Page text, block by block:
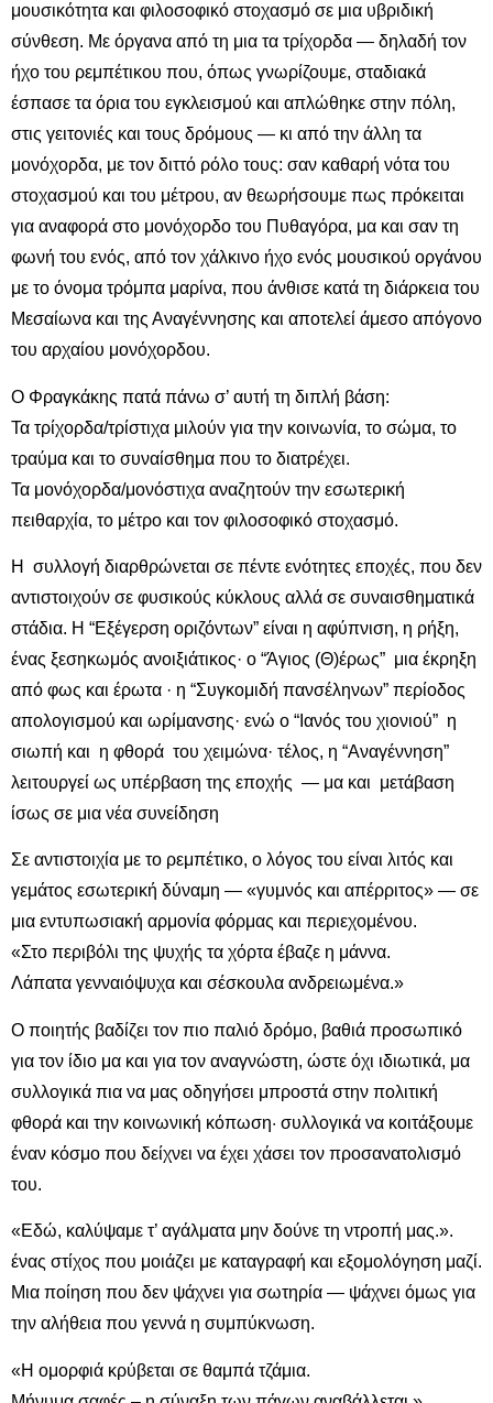
μουσικότητα και φιλοσοφικό στοχασμό σε μια υβριδική
σύνθεση. Με όργανα από τη μια τα τρίχορδα — δηλαδή τον
ήχο του ρεμπέτικου που, όπως γνωρίζουμε, σταδιακά
έσπασε τα όρια του εγκλεισμού και απλώθηκε στην πόλη,
στις γειτονιές και τους δρόμους — κι από την άλλη τα
μονόχορδα, με τον διττό ρόλο τους: σαν καθαρή νότα του
στοχασμού και του μέτρου, αν θεωρήσουμε πως πρόκειται
για αναφορά στο μονόχορδο του Πυθαγόρα, μα και σαν τη
φωνή του ενός, από τον χάλκινο ήχο ενός μουσικού οργάνου
με το όνομα τρόμπα μαρίνα, που άνθισε κατά τη διάρκεια του
Μεσαίωνα και της Αναγέννησης και αποτελεί άμεσο απόγονο
του αρχαίου μονόχορδου.
Ο Φραγκάκης πατά πάνω σ’ αυτή τη διπλή βάση:
Τα τρίχορδα/τρίστιχα μιλούν για την κοινωνία, το σώμα, το
τραύμα και το συναίσθημα που το διατρέχει.
Τα μονόχορδα/μονόστιχα αναζητούν την εσωτερική
πειθαρχία, το μέτρο και τον φιλοσοφικό στοχασμό.
Η συλλογή διαρθρώνεται σε πέντε ενότητες εποχές, που δεν
αντιστοιχούν σε φυσικούς κύκλους αλλά σε συναισθηματικά
στάδια. Η “Εξέγερση οριζόντων” είναι η αφύπνιση, η ρήξη,
ένας ξεσηκωμός ανοιξιάτικος· ο “Άγιος (Θ)έρως” μια έκρηξη
από φως και έρωτα · η “Συγκομιδή πανσέληνων” περίοδος
απολογισμού και ωρίμανσης· ενώ ο “Ιανός του χιονιού” η
σιωπή και η φθορά του χειμώνα· τέλος, η “Αναγέννηση”
λειτουργεί ως υπέρβαση της εποχής — μα και μετάβαση
ίσως σε μια νέα συνείδηση
Σε αντιστοιχία με το ρεμπέτικο, ο λόγος του είναι λιτός και
γεμάτος εσωτερική δύναμη — «γυμνός και απέρριτος» — σε
μια εντυπωσιακή αρμονία φόρμας και περιεχομένου.
«Στο περιβόλι της ψυχής τα χόρτα έβαζε η μάννα.
Λάπατα γενναιόψυχα και σέσκουλα ανδρειωμένα.»
Ο ποιητής βαδίζει τον πιο παλιό δρόμο, βαθιά προσωπικό
για τον ίδιο μα και για τον αναγνώστη, ώστε όχι ιδιωτικά, μα
συλλογικά πια να μας οδηγήσει μπροστά στην πολιτική
φθορά και την κοινωνική κόπωση· συλλογικά να κοιτάξουμε
έναν κόσμο που δείχνει να έχει χάσει τον προσανατολισμό
του.
«Εδώ, καλύψαμε τ’ αγάλματα μην δούνε τη ντροπή μας.».
ένας στίχος που μοιάζει με καταγραφή και εξομολόγηση μαζί.
Μια ποίηση που δεν ψάχνει για σωτηρία — ψάχνει όμως για
την αλήθεια που γεννά η συμπύκνωση.
«Η ομορφιά κρύβεται σε θαμπά τζάμια.